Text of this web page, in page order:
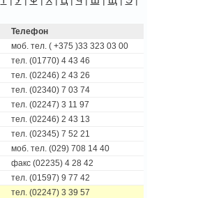
Телефон
моб. тел. ( +375 )33 323 03 00
тел. (01770) 4 43 46
тел. (02246) 2 43 26
тел. (02340) 7 03 74
тел. (02247) 3 11 97
тел. (02246) 2 43 13
тел. (02345) 7 52 21
моб. тел. (029) 708 14 40
факс (02235) 4 28 42
тел. (01597) 9 77 42
тел. (02247) 3 39 57